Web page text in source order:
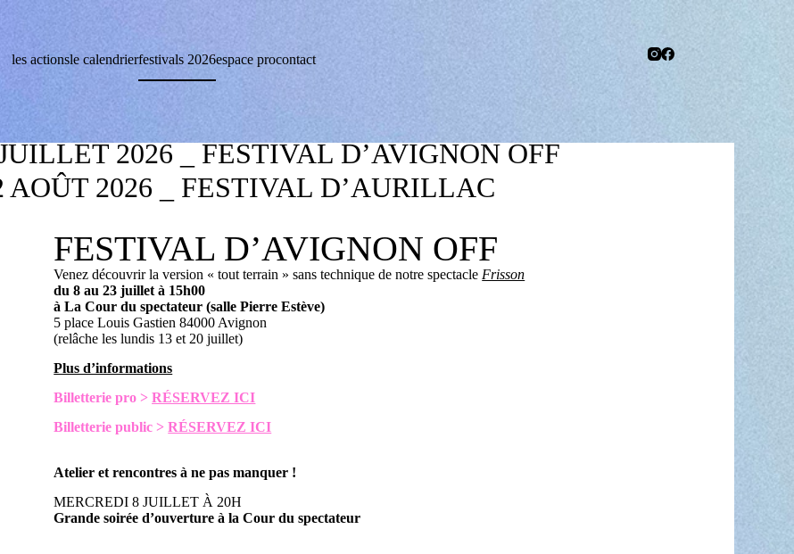
les actionsle calendrierfestivals 2026espace procontact
2026 _ FESTIVAL D’AVIGNON OFF
AOÛT 2026 _ FESTIVAL D’AURILLAC
FESTIVAL D’AVIGNON OFF
Venez découvrir la version « tout terrain » sans technique de notre spectacle Frisson
du 8 au 23 juillet à 15h00
à La Cour du spectateur (salle Pierre Estève)
5 place Louis Gastien 84000 Avignon
(relâche les lundis 13 et 20 juillet)
Plus d’informations
Billetterie pro >RÉSERVEZ ICI
Billetterie public >RÉSERVEZ ICI
Atelier et rencontres à ne pas manquer !
MERCREDI 8 JUILLET À 20H
Grande soirée d’ouverture à la Cour du spectateur